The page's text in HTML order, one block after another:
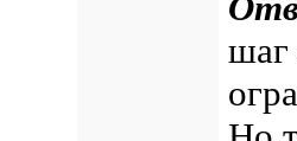
шаг